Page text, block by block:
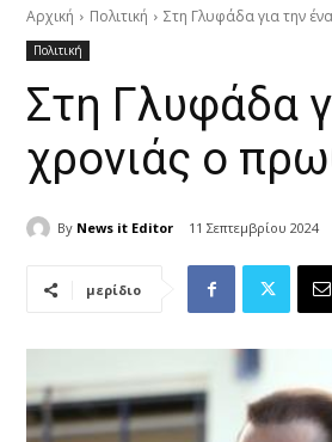
Αρχική Πολιτική Στη Γλυφάδα για την
Πολιτική
Στη Γλυφάδα
χρονιάς ο
By News it Editor 11 Σεπτεμβρίου 2024
μερίδιο